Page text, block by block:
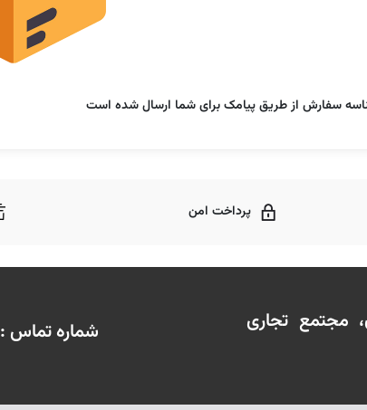
سفارش از طریق پیامک برای شما ارسال شده است
پرداخت امن
مجتمع تجاری شماره تماس : 02188574430 - 09122505197